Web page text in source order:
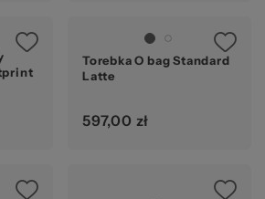
Torebka O bag Standard
Latte
597,00 zł